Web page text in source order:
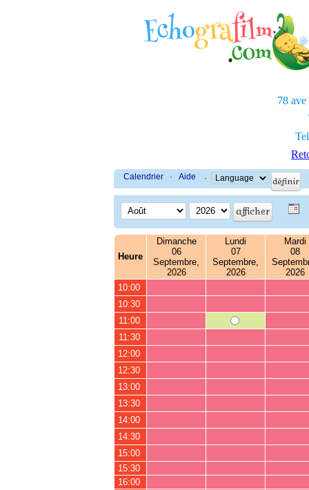
78 ave
Calendrier · Aide ·
Heure
Dimanche
06
Septembre,
2026
Lundi
07
Septembre,
2026
Mardi
08
2026
10:00
10:30
11:00
11:30
12:00
12:30
13:00
13:30
14:00
14:30
15:00
15:30
16:00